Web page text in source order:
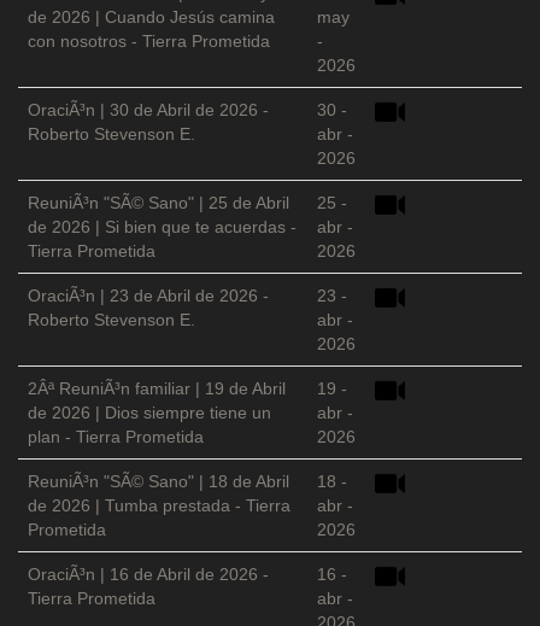
de 2026 | Cuando Jesús camina
con nosotros - Tierra Prometida
may
-
2026
OraciÃ³n | 30 de Abril de 2026 -
Roberto Stevenson E.
30 -
abr -
2026
ReuniÃ³n "SÃ© Sano" | 25 de Abril
de 2026 | Si bien que te acuerdas -
Tierra Prometida
25 -
abr -
2026
OraciÃ³n | 23 de Abril de 2026 -
Roberto Stevenson E.
23 -
abr -
2026
2Âª ReuniÃ³n familiar | 19 de Abril
de 2026 | Dios siempre tiene un
plan - Tierra Prometida
19 -
abr -
2026
ReuniÃ³n "SÃ© Sano" | 18 de Abril
de 2026 | Tumba prestada - Tierra
Prometida
18 -
abr -
2026
OraciÃ³n | 16 de Abril de 2026 -
Tierra Prometida
16 -
abr -